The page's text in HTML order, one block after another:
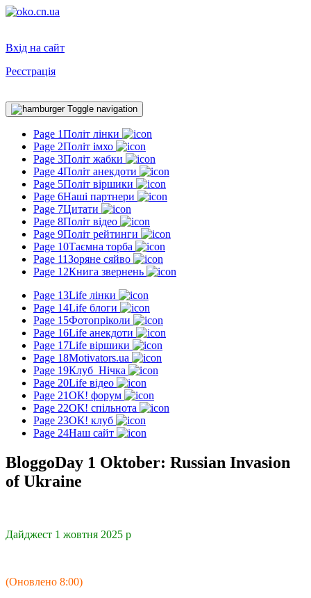
Вхід на сайт
Реєстрація
Toggle navigation
Page 1Політ лінки
Page 2Політ імхо
Page 3Політ жабки
Page 4Політ анекдоти
Page 5Політ віршики
Page 6Наші партнери
Page 7Цитати
Page 8Політ відео
Page 9Політ рейтинги
Page 10Таємна торба
Page 11Зоряне сяйво
Page 12Книга звернень
Page 13Life лінки
Page 14Life блоги
Page 15Фотопріколи
Page 16Life анекдоти
Page 17Life віршики
Page 18Motivators.ua
Page 19Клуб_Нічка
Page 20Life відео
Page 21ОК! форум
Page 22ОК! спільнота
Page 23ОК! клуб
Page 24Наш сайт
BloggoDay 1 Oktober: Russian Invasion
of Ukraine
Дайджест 1 жовтня 2025 р
(Оновлено 8:00)